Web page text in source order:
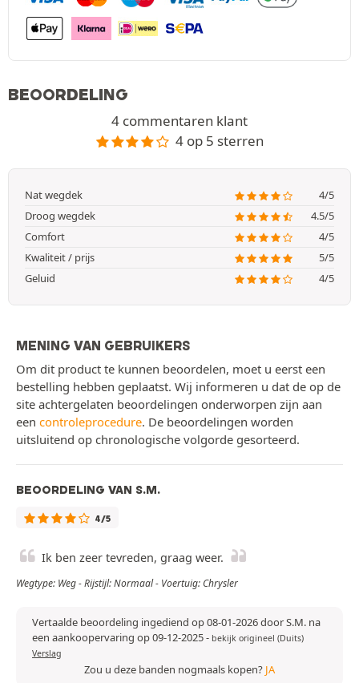
BEOORDELING
4 commentaren klant
4 op 5 sterren
Nat wegdek
4/5
Droog wegdek
4.5/5
Comfort
4/5
Kwaliteit / prijs
5/5
Geluid
4/5
MENING VAN GEBRUIKERS
Om dit product te kunnen beoordelen, moet u eerst een
bestelling hebben geplaatst. Wij informeren u dat de op de
site achtergelaten beoordelingen onderworpen zijn aan
een controleprocedure. De beoordelingen worden
uitsluitend op chronologische volgorde gesorteerd.
BEOORDELING VAN S.M.
4/5
Ik ben zeer tevreden, graag weer.
Wegtype: Weg - Rijstijl: Normaal - Voertuig: Chrysler
Vertaalde beoordeling ingediend op 08-01-2026 door S.M. na
een aankoopervaring op 09-12-2025- bekijk origineel (Duits)
Verslag
Zou u deze banden nogmaals kopen? JA